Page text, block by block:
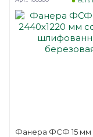
Фанера ФСФ 15 мм